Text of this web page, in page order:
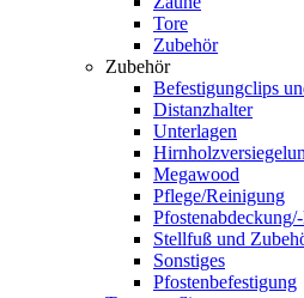
Tore
Zubehör
Zubehör
Befestigungclips
Distanzhalter
Unterlagen
Megawood
Pflege/Reinigung
Stellfuß und
Sonstiges
Pfostenbefestigung